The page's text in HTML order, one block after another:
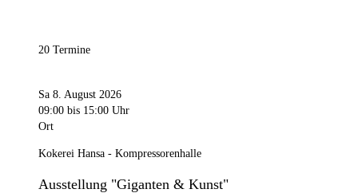
20 Termine
Sa 8. August 2026
09:00 bis 15:00 Uhr
Ort
Kokerei Hansa - Kompressorenhalle
Ausstellung "Giganten & Kunst"